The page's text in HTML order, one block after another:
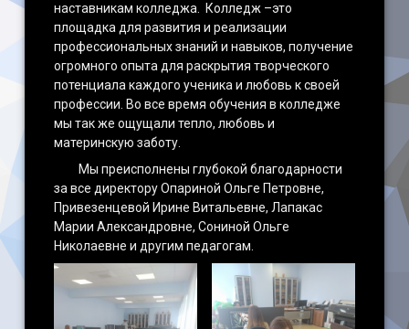
наставникам колледжа. Колледж –это
площадка для развития и реализации
профессиональных знаний и навыков, получение
огромного опыта для раскрытия творческого
потенциала каждого ученика и любовь к своей
профессии. Во все время обучения в колледже
мы так же ощущали тепло, любовь и
материнскую заботу.
Мы преисполнены глубокой благодарности
за все директору Опариной Ольге Петровне,
Привезенцевой Ирине Витальевне, Лапакас
Марии Александровне, Сониной Ольге
Николаевне и другим педагогам.